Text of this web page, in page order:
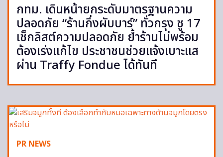
กทม. เดินหน้ายกระดับมาตรฐานความ
ปลอดภัย “ร้านกึ่งผับบาร์” ทั่วกรุง ชู 17
เช็กลิสต์ความปลอดภัย ย้ำร้านไม่พร้อม
ต้องเร่งแก้ไข ประชาชนช่วยแจ้งเบาะแส
ผ่าน Traffy Fondue ได้ทันที
PR NEWS